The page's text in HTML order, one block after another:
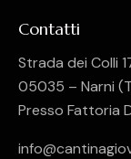
Contatti
Strada dei Colli
05035 – Narni
Presso Fattoria